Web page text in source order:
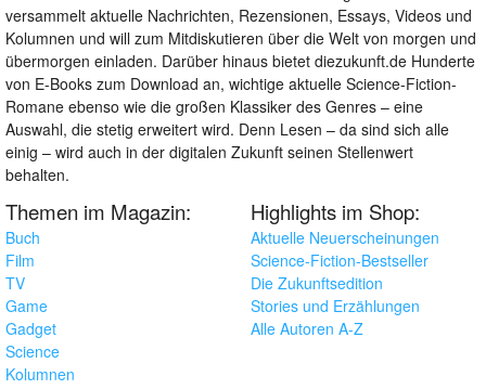
versammelt aktuelle Nachrichten, Rezensionen, Essays, Videos und
Kolumnen und will zum Mitdiskutieren über die Welt von morgen und
übermorgen einladen. Darüber hinaus bietet diezukunft.de Hunderte
von E-Books zum Download an, wichtige aktuelle Science-Fiction-
Romane ebenso wie die großen Klassiker des Genres – eine
Auswahl, die stetig erweitert wird. Denn Lesen – da sind sich alle
einig – wird auch in der digitalen Zukunft seinen Stellenwert
behalten.
Themen im Magazin:
Buch
Film
TV
Game
Gadget
Science
Kolumnen
Highlights im Shop:
Aktuelle Neuerscheinungen
Science-Fiction-Bestseller
Die Zukunftsedition
Stories und Erzählungen
Alle Autoren A-Z